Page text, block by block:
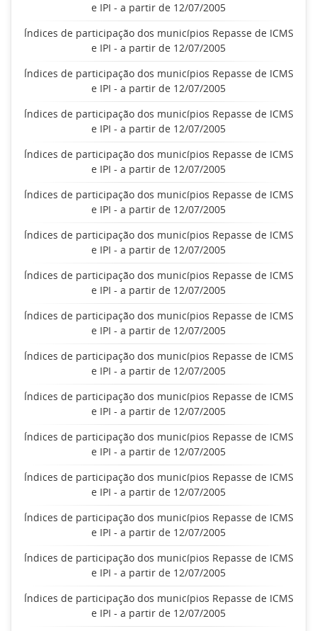
e IPI - a partir de 12/07/2005
Índices de participação dos municípios Repasse de ICMS
e IPI - a partir de 12/07/2005
Índices de participação dos municípios Repasse de ICMS
e IPI - a partir de 12/07/2005
Índices de participação dos municípios Repasse de ICMS
e IPI - a partir de 12/07/2005
Índices de participação dos municípios Repasse de ICMS
e IPI - a partir de 12/07/2005
Índices de participação dos municípios Repasse de ICMS
e IPI - a partir de 12/07/2005
Índices de participação dos municípios Repasse de ICMS
e IPI - a partir de 12/07/2005
Índices de participação dos municípios Repasse de ICMS
e IPI - a partir de 12/07/2005
Índices de participação dos municípios Repasse de ICMS
e IPI - a partir de 12/07/2005
Índices de participação dos municípios Repasse de ICMS
e IPI - a partir de 12/07/2005
Índices de participação dos municípios Repasse de ICMS
e IPI - a partir de 12/07/2005
Índices de participação dos municípios Repasse de ICMS
e IPI - a partir de 12/07/2005
Índices de participação dos municípios Repasse de ICMS
e IPI - a partir de 12/07/2005
Índices de participação dos municípios Repasse de ICMS
e IPI - a partir de 12/07/2005
Índices de participação dos municípios Repasse de ICMS
e IPI - a partir de 12/07/2005
Índices de participação dos municípios Repasse de ICMS
e IPI - a partir de 12/07/2005